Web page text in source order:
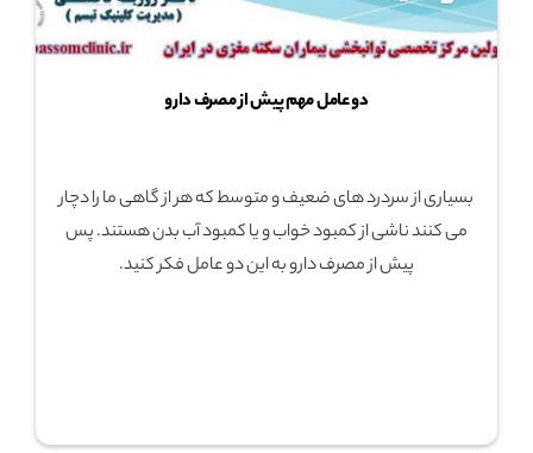
دو عامل مهم پیش از مصرف دارو
بسیاری از سردرد های ضعیف و متوسط که هر از گاهی ما را دچار
می کنند ناشی از کمبود خواب و یا کمبود آب بدن هستند. پس
پیش از مصرف دارو به این دو عامل فکر کنید.